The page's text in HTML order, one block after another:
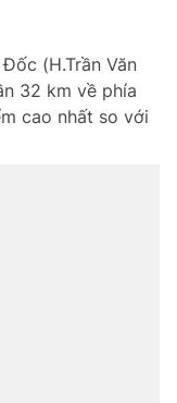
(H.Trần Văn
32 km về phía
cao nhất so với